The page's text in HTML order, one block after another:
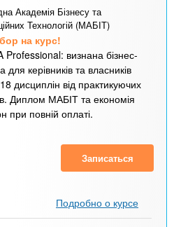
Академія Бізнесу та
Технологій (МАБІТ)
на курс!
Professional: визнана бізнес-
для керівників та власників
дисциплін від практикуючих
Диплом МАБІТ та економія
при повній оплаті.
Записаться
Подробно о курсе